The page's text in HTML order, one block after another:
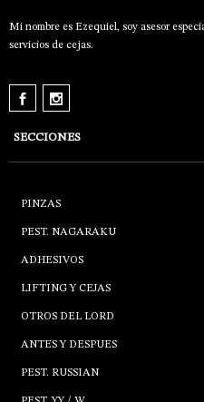
Mi nombre es Ezequiel, soy asesor
servicios de cejas.
SECCIONES
PINZAS
PEST. NAGARAKU
ADHESIVOS
LIFTING Y CEJAS
OTROS DEL LORD
ANTES Y DESPUES
PEST. RUSSIAN